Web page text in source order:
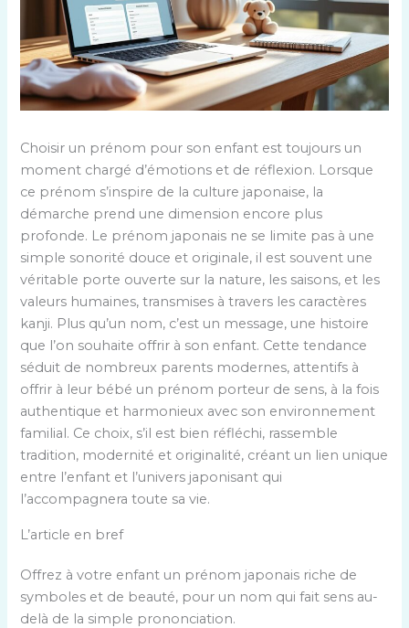
Choisir un prénom pour son enfant est toujours un
moment chargé d’émotions et de réflexion. Lorsque
ce prénom s’inspire de la culture japonaise, la
démarche prend une dimension encore plus
profonde. Le prénom japonais ne se limite pas à une
simple sonorité douce et originale, il est souvent une
véritable porte ouverte sur la nature, les saisons, et les
valeurs humaines, transmises à travers les caractères
kanji. Plus qu’un nom, c’est un message, une histoire
que l’on souhaite offrir à son enfant. Cette tendance
séduit de nombreux parents modernes, attentifs à
offrir à leur bébé un prénom porteur de sens, à la fois
authentique et harmonieux avec son environnement
familial. Ce choix, s’il est bien réfléchi, rassemble
tradition, modernité et originalité, créant un lien unique
entre l’enfant et l’univers japonisant qui
l’accompagnera toute sa vie.
L’article en bref
Offrez à votre enfant un prénom japonais riche de
symboles et de beauté, pour un nom qui fait sens au-
delà de la simple prononciation.